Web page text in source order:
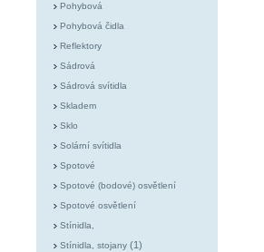
Pohybová
Pohybová čidla
Reflektory
Sádrová
Sádrová svítidla
Skladem
Sklo
Solární svítidla
Spotové
Spotové (bodové) osvětlení
Spotové osvětlení
Stínidla,
Stínidla, stojany(1)